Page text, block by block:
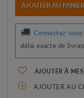
AJOUTER AU PANIER
Connectez-vous
délai exacte de
AJOUTER À
AJOUTER AU